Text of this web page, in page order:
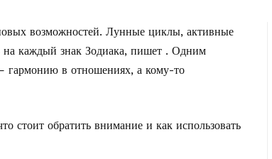
возможностей. Лунные циклы, активные
на каждый знак Зодиака, пишет . Одним
гармонию в отношениях, а кому-то
стоит обратить внимание и как использовать